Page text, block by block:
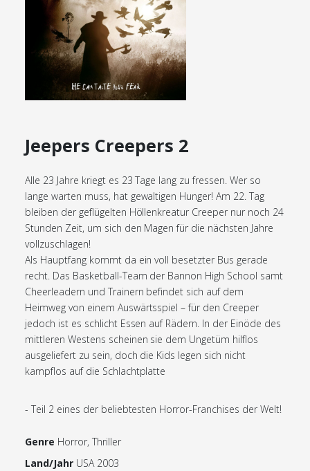
Jeepers Creepers 2
Alle 23 Jahre kriegt es 23 Tage lang zu fressen. Wer so
lange warten muss, hat gewaltigen Hunger! Am 22. Tag
bleiben der geflügelten Höllenkreatur Creeper nur noch 24
Stunden Zeit, um sich den Magen für die nächsten Jahre
vollzuschlagen!
Als Hauptfang kommt da ein voll besetzter Bus gerade
recht. Das Basketball-Team der Bannon High School samt
Cheerleadern und Trainern befindet sich auf dem
Heimweg von einem Auswärtsspiel – für den Creeper
jedoch ist es schlicht Essen auf Rädern. In der Einöde des
mittleren Westens scheinen sie dem Ungetüm hilflos
ausgeliefert zu sein, doch die Kids legen sich nicht
kampflos auf die Schlachtplatte
- Teil 2 eines der beliebtesten Horror-Franchises der Welt!
Genre Horror, Thriller
Land/Jahr USA 2003